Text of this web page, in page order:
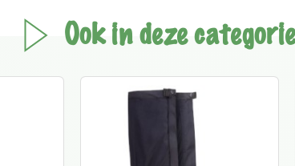
Ook in deze categorie